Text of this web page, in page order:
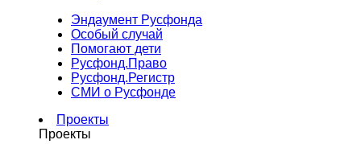
Эндаумент Русфонда
Особый случай
Помогают дети
Русфонд.Право
Русфонд.Регистр
СМИ о Русфонде
Проекты
Проекты